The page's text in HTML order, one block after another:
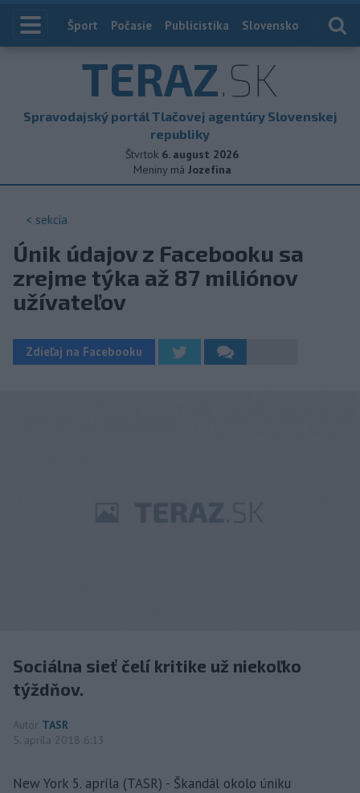
Index
Šport Počasie Publicistika Slovensko
TERAZ.SK
Spravodajský portál Tlačovej agentúry Slovenskej
republiky
Štvrtok 6. august 2026
Meniny má Jozefína
< sekcia
Únik údajov z Facebooku sa
zrejme týka až 87 miliónov
užívateľov
Zdieľaj na Facebooku
Sociálna sieť čelí kritike už niekoľko
týždňov.
Autor TASR
5. apríla 2018 6:13
New York 5. apríla (TASR) - Škandál okolo úniku